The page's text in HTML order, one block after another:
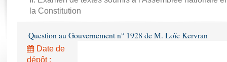
Rapports d'enquête
Rapports législatifs
Baromètre de l’application des lois
la Constitution
Question au Gouvernement n° 1928 de M. Loïc Kervran
Date de
dépôt :